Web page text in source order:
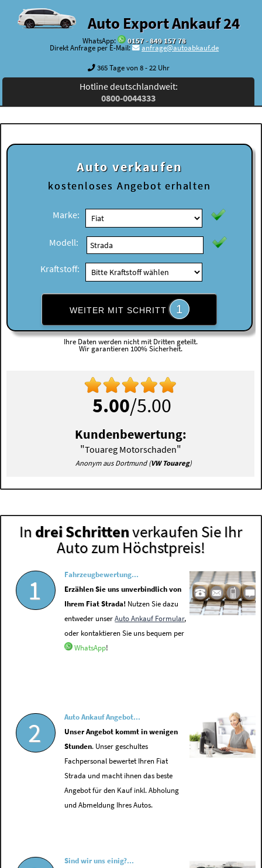
Auto Export Ankauf 24
WhatsApp:
0157 - 849 157 78
Direkt Anfrage per E-Mail:
anfrage@autoabkauf.de
365 Tage von 8 - 22 Uhr
Hotline deutschlandweit:
0800-0044333
Auto verkaufen
kostenloses Angebot erhalten
Marke:
Modell:
Kraftstoff:
WEITER MIT SCHRITT 1
Ihre Daten werden nicht mit Dritten geteilt.
Wir garantieren 100% Sicherheit.
5.00/5.00
Kundenbewertung:
"Touareg Motorschaden"
Anonym aus Dortmund (VW Touareg)
In drei Schrittenverkaufen Sie Ihr
Auto zum Höchstpreis!
1
Fahrzeugbewertung...
Erzählen Sie uns unverbindlich von
Ihrem Fiat Strada! Nutzen Sie dazu
entweder unserAuto Ankauf Formular,
oder kontaktieren Sie uns bequem per
WhatsApp!
2
Auto Ankauf Angebot...
Unser Angebot kommt in wenigen
Stunden. Unser geschultes
Fachpersonal bewertet Ihren Fiat
Strada und macht ihnen das beste
Angebot für den Kauf inkl. Abholung
und Abmeldung Ihres Autos.
Sind wir uns einig?...